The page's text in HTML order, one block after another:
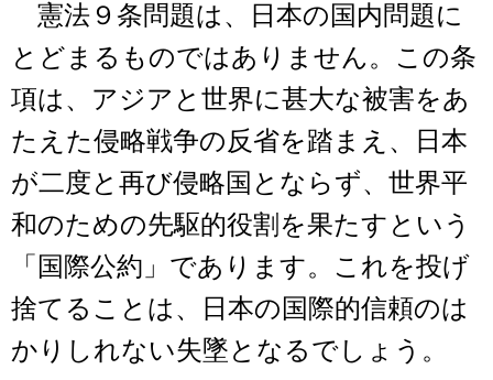
憲法９条問題は、日本の国内問題に
とどまるものではありません。この条
項は、アジアと世界に甚大な被害をあ
たえた侵略戦争の反省を踏まえ、日本
が二度と再び侵略国とならず、世界平
和のための先駆的役割を果たすという
「国際公約」であります。これを投げ
捨てることは、日本の国際的信頼のは
かりしれない失墜となるでしょう。